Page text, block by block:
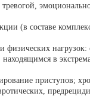
(в составе
нагрузок:
в
приступов;